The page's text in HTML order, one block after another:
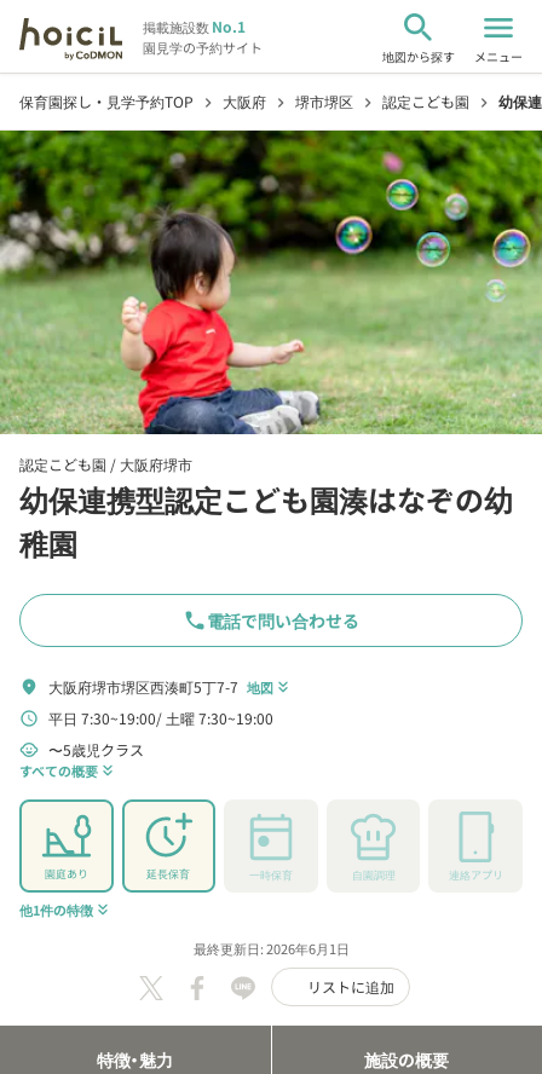
掲載施設数No.1
園見学の予約サイト
search
地図から探す
menu
メニュー
保育園探し・見学予約TOP chevron_right 大阪府 chevron_right 堺市堺区 chevron_right 認定こども園 chevron_right 幼保
認定こども園 / 大阪府堺市
幼保連携型認定こども園湊はなぞの幼
稚園
phone電話で問い合わせる
location_on 大阪府堺市堺区西湊町5丁7-7 地図 keyboard_double_arrow_down
schedule 平日 7:30~19:00 土曜 7:30~19:00
child_care 〜5歳児クラス
すべての概要 keyboard_double_arrow_down
園庭あり 延長保育 一時保育 自園調理 連絡アプリ
他1件の特徴 keyboard_double_arrow_down
最終更新日: 2026年6月1日
リストに追加
特徴・魅力 施設の概要